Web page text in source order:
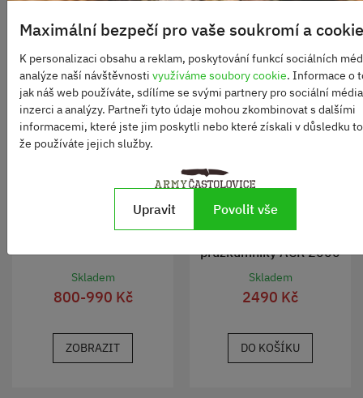
Skladem
800-990 Kč
ZOBRAZIT
průzkumníky AČR 2000
Skladem
2490 Kč
DO KOŠÍKU
Maximální bezpečí pro vaše soukromí a
K personalizaci obsahu a reklam, poskytování funkcí sociálních
analýze naší návštěvnosti využíváme soubory cookie. Informace o
jak náš web používáte, sdílíme se svými partnery pro sociální
inzerci a analýzy. Partneři tyto údaje mohou zkombinovat s dalšími
informacemi, které jste jim poskytli nebo které získali v důsledku
že používáte jejich služby.
Upravit Povolit vše